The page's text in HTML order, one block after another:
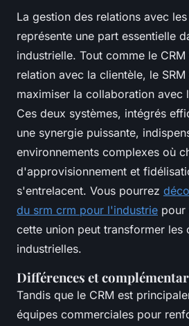
La gestion des relations avec
représente une part essentielle
industrielle. Tout comme le
relation avec la clientèle, le
maximiser la collaboration avec
Ces deux systèmes, intégrés
une synergie puissante,
environnements complexes où
d'approvisionnement et
s'entrelacent. Vous pourrez
du srm crm pour l'industrie pour
cette union peut transformer les
industrielles.
Différences et
Tandis que le CRM est
équipes commerciales pour